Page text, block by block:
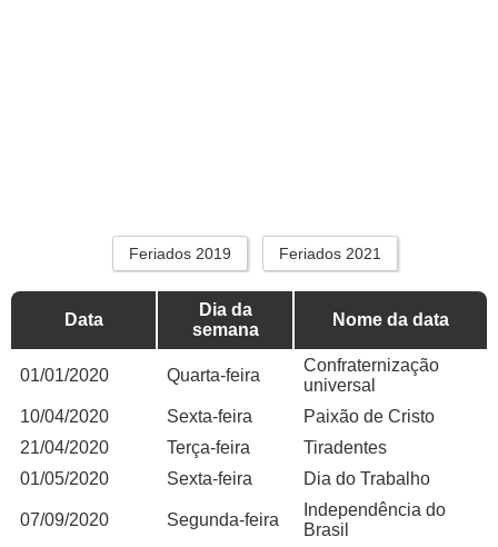
Feriados 2019 Feriados 2021
Data
Dia da
semana
Nome da data
01/01/2020 Quarta-feira
Confraternização
universal
10/04/2020
Sexta-feira
Paixão de Cristo
21/04/2020
Terça-feira
Tiradentes
01/05/2020
Sexta-feira Dia do Trabalho
07/09/2020 Segunda-feira
Independência do
Brasil